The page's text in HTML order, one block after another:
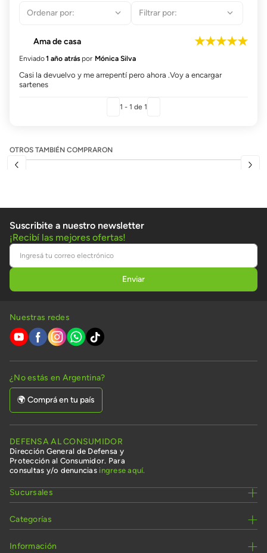
★★★★★
Ama de casa
Enviado1 año atrás por Mónica Silva
Casi la devuelvo y me arrepentí pero ahora .Voy a encargar
sartenes
1 - 1 de 1
OTROS TAMBIÉN COMPRARON
Suscribite a nuestro newsletter
¡Recibí las mejores ofertas!
Nuestras redes
¿No estás en Argentina?
🌍 Comprá en tu país
DEFENSA AL CONSUMIDOR
Dirección General de Defensa y
Protección al Consumidor. Para
consultas y/o denuncias ingrese aquí.
Sucursales
Categorías
Información